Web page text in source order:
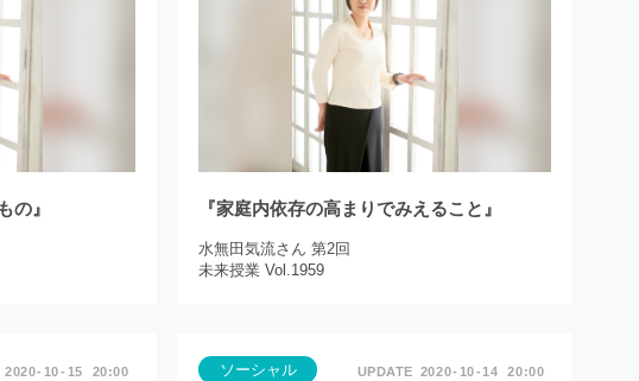
の』 『家庭内依存の高まりでみえること』
水無田気流さん 第2回
未来授業 Vol.1959
2020 10 15 20:00 ソーシャル 2020 10 14 20:00